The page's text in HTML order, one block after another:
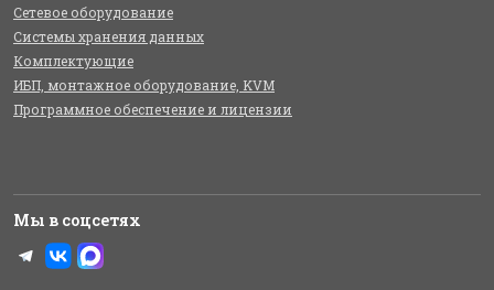
Сетевое оборудование
Системы хранения данных
Комплектующие
ИБП, монтажное оборудование, KVM
Программное обеспечение и лицензии
Мы в соцсетях